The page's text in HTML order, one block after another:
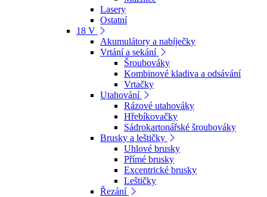
Lasery
Ostatní
18 V
Akumulátory a nabíječky
Vrtání a sekání
Šroubováky
Kombinové kladiva a odsávání
Vrtačky
Utahování
Rázové utahováky
Hřebíkovačky
Sádrokartonářské šroubováky
Brusky a leštičky
Uhlové brusky
Přímé brusky
Excentrické brusky
Leštičky
Řezání